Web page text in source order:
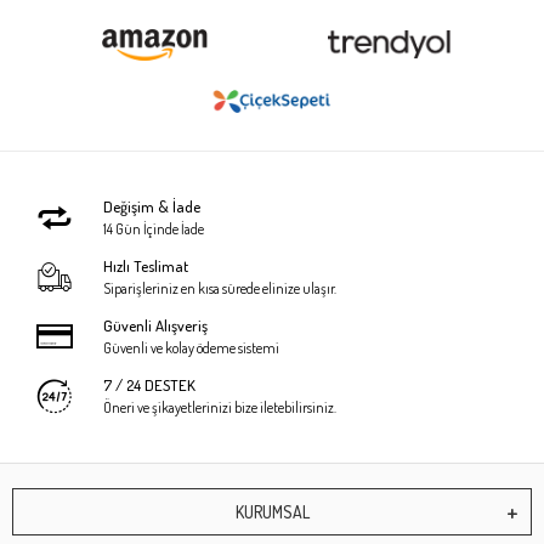
Değişim & İade
14 Gün İçinde İade
Hızlı Teslimat
Siparişleriniz en kısa sürede elinize ulaşır.
Güvenli Alışveriş
Güvenli ve kolay ödeme sistemi
7 / 24 DESTEK
Öneri ve şikayetlerinizi bize iletebilirsiniz.
KURUMSAL